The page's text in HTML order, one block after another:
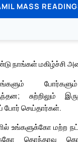
MASS
நாங்கள் மகிழ்ச்சி
சுற்றிலும்
போர் செய்தார்கள்.
உங்களுக்கோ மற்ற
தொந்தரவு